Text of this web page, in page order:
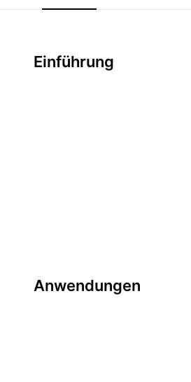
Einführung
Anwendungen